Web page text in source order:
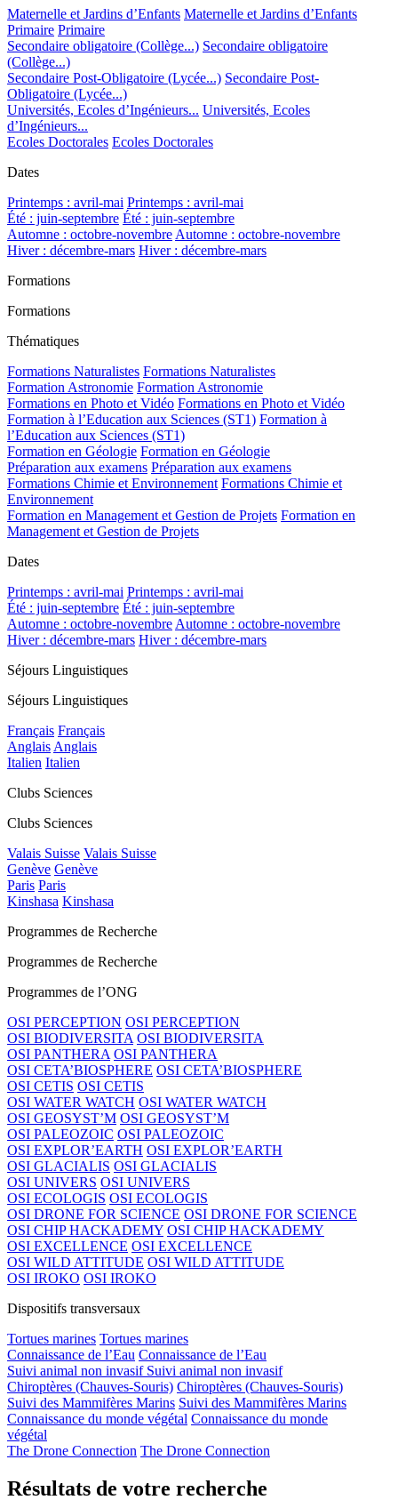
Maternelle et Jardins d’Enfants Maternelle et Jardins d’Enfants
Primaire Primaire
Secondaire obligatoire (Collège...) Secondaire obligatoire
(Collège...)
Secondaire Post-Obligatoire (Lycée...) Secondaire Post-
Obligatoire (Lycée...)
Universités, Ecoles d’Ingénieurs... Universités, Ecoles
d’Ingénieurs...
Ecoles Doctorales Ecoles Doctorales
Dates
Printemps : avril-mai Printemps : avril-mai
Été : juin-septembre Été : juin-septembre
Automne : octobre-novembreAutomne : octobre-novembre
Hiver : décembre-mars Hiver : décembre-mars
Formations
Formations
Thématiques
Formations Naturalistes Formations Naturalistes
Formation Astronomie Formation Astronomie
Formations en Photo et Vidéo Formations en Photo et Vidéo
Formation à l’Education aux Sciences (ST1) Formation à
l’Education aux Sciences (ST1)
Formation en Géologie Formation en Géologie
Préparation aux examens Préparation aux examens
Formations Chimie et Environnement Formations Chimie et
Environnement
Formation en Management et Gestion de Projets Formation en
Management et Gestion de Projets
Dates
Printemps : avril-mai Printemps : avril-mai
Été : juin-septembre Été : juin-septembre
Automne : octobre-novembreAutomne : octobre-novembre
Hiver : décembre-mars Hiver : décembre-mars
Séjours Linguistiques
Séjours Linguistiques
Français Français
AnglaisAnglais
Italien Italien
Clubs Sciences
Clubs Sciences
Valais Suisse Valais Suisse
Genève Genève
Paris Paris
Kinshasa Kinshasa
Programmes de Recherche
Programmes de Recherche
Programmes de l’ONG
OSI PERCEPTION OSI PERCEPTION
OSI BIODIVERSITA OSI BIODIVERSITA
OSI PANTHERA OSI PANTHERA
OSI CETA’BIOSPHERE OSI CETA’BIOSPHERE
OSI CETIS OSI CETIS
OSI WATER WATCH OSI WATER WATCH
OSI GEOSYST’M OSI GEOSYST’M
OSI PALEOZOIC OSI PALEOZOIC
OSI EXPLOR’EARTH OSI EXPLOR’EARTH
OSI GLACIALIS OSI GLACIALIS
OSI UNIVERS OSI UNIVERS
OSI ECOLOGIS OSI ECOLOGIS
OSI DRONE FOR SCIENCE OSI DRONE FOR SCIENCE
OSI CHIP HACKADEMY OSI CHIP HACKADEMY
OSI EXCELLENCE OSI EXCELLENCE
OSI WILD ATTITUDE OSI WILD ATTITUDE
OSI IROKO OSI IROKO
Dispositifs transversaux
Tortues marines Tortues marines
Connaissance de l’Eau Connaissance de l’Eau
Suivi animal non invasif Suivi animal non invasif
Chiroptères (Chauves-Souris) Chiroptères (Chauves-Souris)
Suivi des Mammifères Marins Suivi des Mammifères Marins
Connaissance du monde végétal Connaissance du monde
végétal
The Drone Connection The Drone Connection
Résultats de votre recherche